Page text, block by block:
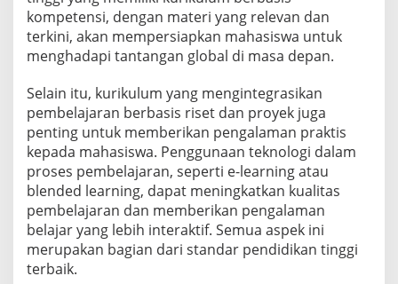
kompetensi, dengan materi yang relevan dan
terkini, akan mempersiapkan mahasiswa untuk
menghadapi tantangan global di masa depan.
Selain itu, kurikulum yang mengintegrasikan
pembelajaran berbasis riset dan proyek juga
penting untuk memberikan pengalaman praktis
kepada mahasiswa. Penggunaan teknologi dalam
proses pembelajaran, seperti e-learning atau
blended learning, dapat meningkatkan kualitas
pembelajaran dan memberikan pengalaman
belajar yang lebih interaktif. Semua aspek ini
merupakan bagian dari standar pendidikan tinggi
terbaik.